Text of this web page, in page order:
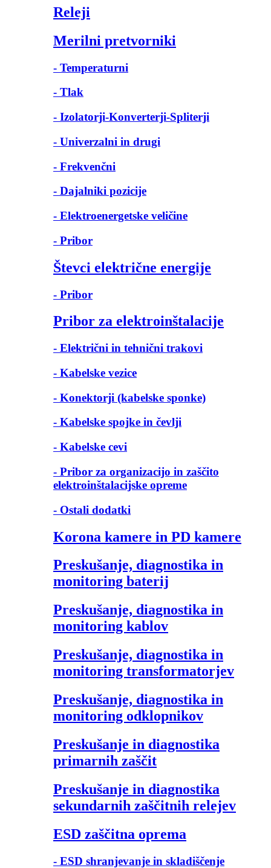
Releji
Merilni pretvorniki
- Temperaturni
- Tlak
- Izolatorji-Konverterji-Spliterji
- Univerzalni in drugi
- Frekvenčni
- Dajalniki pozicije
- Elektroenergetske veličine
- Pribor
Števci električne energije
- Pribor
Pribor za elektroinštalacije
- Električni in tehnični trakovi
- Kabelske vezice
- Konektorji (kabelske sponke)
- Kabelske spojke in čevlji
- Kabelske cevi
- Pribor za organizacijo in zaščito
elektroinštalacijske opreme
- Ostali dodatki
Korona kamere in PD kamere
Preskušanje, diagnostika in
monitoring baterij
Preskušanje, diagnostika in
monitoring kablov
Preskušanje, diagnostika in
monitoring transformatorjev
Preskušanje, diagnostika in
monitoring odklopnikov
Preskušanje in diagnostika
primarnih zaščit
Preskušanje in diagnostika
sekundarnih zaščitnih relejev
ESD zaščitna oprema
- ESD shranjevanje in skladiščenje